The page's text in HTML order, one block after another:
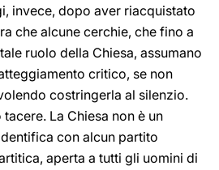
invece, dopo aver riacquistato
che alcune cerchie, che fino a
ruolo della Chiesa, assumano
critico, se non
costringerla al silenzio.
La Chiesa non è un
con alcun partito
aperta a tutti gli uomini di